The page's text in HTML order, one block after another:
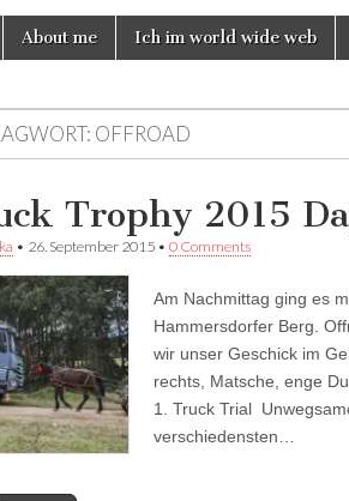
About me Ich im world wide web
OFFROAD
Trophy 2015
• 26. September 2015 • 0 Comments
Am Nachmittag ging es
Hammersdorfer Berg.
wir unser Geschick im
rechts, Matsche, enge
1. Truck Trial
verschiedensten…